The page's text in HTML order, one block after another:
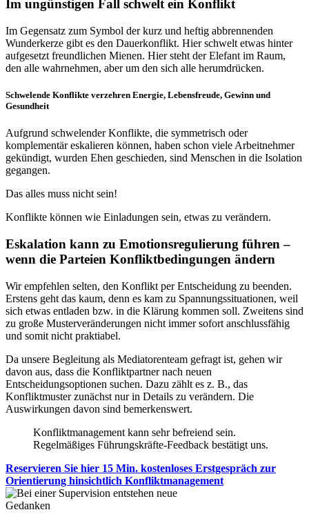
Im ungünstigen Fall schwelt ein Konflikt
Im Gegensatz zum Symbol der kurz und heftig abbrennenden
Wunderkerze gibt es den Dauerkonflikt. Hier schwelt etwas hinter
aufgesetzt freundlichen Mienen. Hier steht der Elefant im Raum,
den alle wahrnehmen, aber um den sich alle herumdrücken.
Schwelende Konflikte verzehren Energie, Lebensfreude, Gewinn und
Gesundheit
Aufgrund schwelender Konflikte, die symmetrisch oder
komplementär eskalieren können, haben schon viele Arbeitnehmer
gekündigt, wurden Ehen geschieden, sind Menschen in die Isolation
gegangen.
Das alles muss nicht sein!
Konflikte können wie Einladungen sein, etwas zu verändern.
Eskalation kann zu Emotionsregulierung führen –
wenn die Parteien Konfliktbedingungen ändern
Wir empfehlen selten, den Konflikt per Entscheidung zu beenden.
Erstens geht das kaum, denn es kam zu Spannungssituationen, weil
sich etwas entladen bzw. in die Klärung kommen soll. Zweitens sind
zu große Musterveränderungen nicht immer sofort anschlussfähig
und somit nicht praktiabel.
Da unsere Begleitung als Mediatorenteam gefragt ist, gehen wir
davon aus, dass die Konfliktpartner nach neuen
Entscheidungsoptionen suchen. Dazu zählt es z. B., das
Konfliktmuster zunächst nur in Details zu verändern. Die
Auswirkungen davon sind bemerkenswert.
Konfliktmanagement kann sehr befreiend sein.
Regelmäßiges Führungskräfte-Feedback bestätigt uns.
Reservieren Sie hier 15 Min. kostenloses Erstgespräch zur
Orientierung hinsichtlich Konfliktmanagement